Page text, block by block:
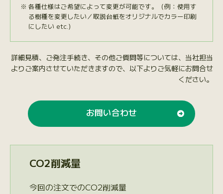
各種仕様はご希望によって変更が可能です。（例：使用す
る樹種を変更したい／取説台紙をオリジナルでカラー印刷
にしたい etc.）
詳細見積、ご発注手続き、その他ご質問等については、当社担当
よりご案内させていただきますので、以下よりご気軽にお問合せ
ください。
お問い合わせ
CO2削減量
今回の注文でのCO2削減量